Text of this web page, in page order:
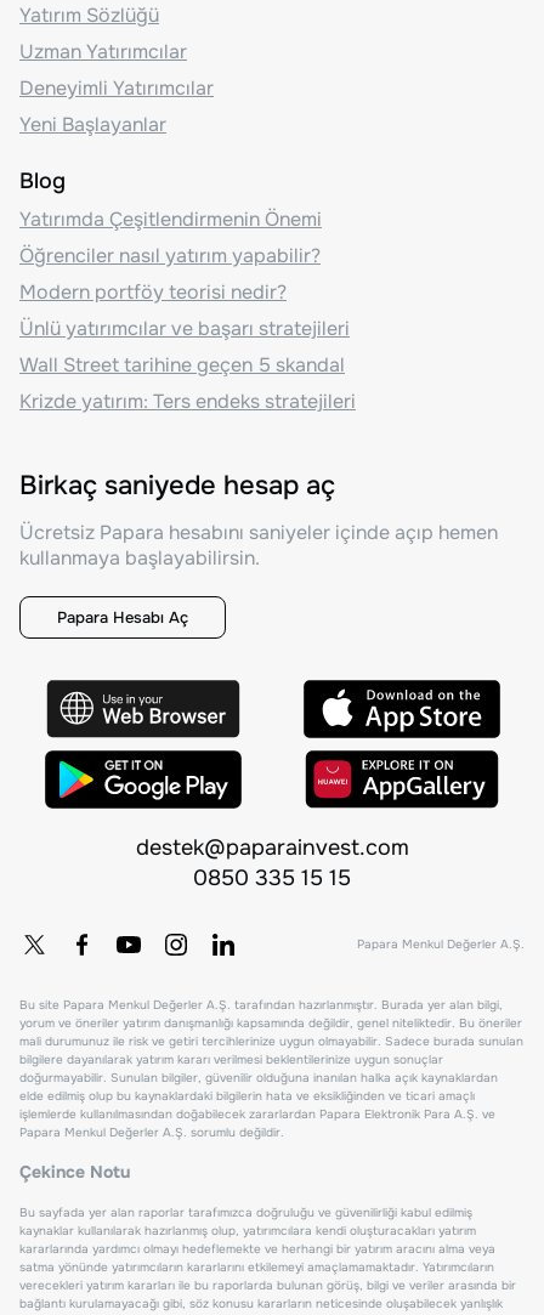
Yatırım Sözlüğü
Uzman Yatırımcılar
Deneyimli Yatırımcılar
Yeni Başlayanlar
Blog
Yatırımda Çeşitlendirmenin Önemi
Öğrenciler nasıl yatırım yapabilir?
Modern portföy teorisi nedir?
Ünlü yatırımcılar ve başarı stratejileri
Wall Street tarihine geçen 5 skandal
Krizde yatırım: Ters endeks stratejileri
Birkaç saniyede hesap aç
Ücretsiz Papara hesabını saniyeler içinde açıp hemen
kullanmaya başlayabilirsin.
Papara Hesabı Aç
destek@paparainvest.com
0850 335 15 15
Papara Menkul Değerler A.Ş.
Bu site Papara Menkul Değerler A.Ş. tarafından hazırlanmıştır. Burada yer alan bilgi,
yorum ve öneriler yatırım danışmanlığı kapsamında değildir, genel niteliktedir. Bu öneriler
mali durumunuz ile risk ve getiri tercihlerinize uygun olmayabilir. Sadece burada sunulan
bilgilere dayanılarak yatırım kararı verilmesi beklentilerinize uygun sonuçlar
doğurmayabilir. Sunulan bilgiler, güvenilir olduğuna inanılan halka açık kaynaklardan
elde edilmiş olup bu kaynaklardaki bilgilerin hata ve eksikliğinden ve ticari amaçlı
işlemlerde kullanılmasından doğabilecek zararlardan Papara Elektronik Para A.Ş. ve
Papara Menkul Değerler A.Ş. sorumlu değildir.
Çekince Notu
Bu sayfada yer alan raporlar tarafımızca doğruluğu ve güvenilirliği kabul edilmiş
kaynaklar kullanılarak hazırlanmış olup, yatırımcılara kendi oluşturacakları yatırım
kararlarında yardımcı olmayı hedeflemekte ve herhangi bir yatırım aracını alma veya
satma yönünde yatırımcıların kararlarını etkilemeyi amaçlamamaktadır. Yatırımcıların
verecekleri yatırım kararları ile bu raporlarda bulunan görüş, bilgi ve veriler arasında bir
bağlantı kurulamayacağı gibi, söz konusu kararların neticesinde oluşabilecek yanlışlık